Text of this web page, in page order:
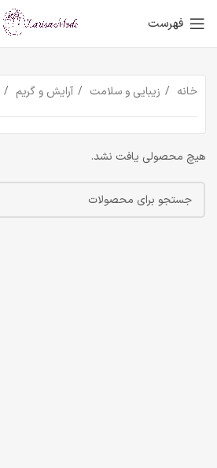
فهرست
خانه زیبایی و سلامت آرایش و گریم
هیچ محصولی یافت نشد.